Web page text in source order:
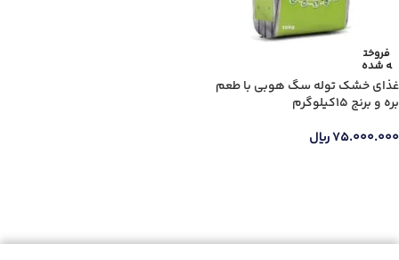
دسته‌های
فروخت
ه شده
غذای خشک توله سگ هوبی با طعم
بره و برنج 15کیلوگرم
۷۵.۰۰۰.۰۰۰ریال